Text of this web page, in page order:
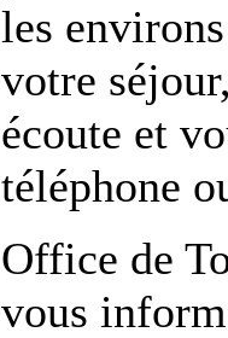
les
votre
écoute et
téléphone
Office de
vous